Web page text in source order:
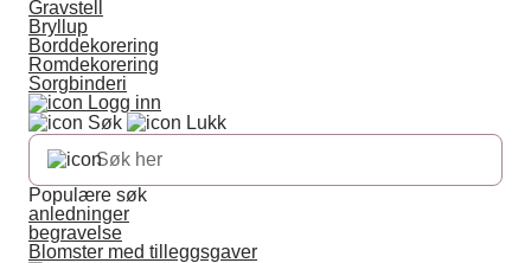
Gravstell
Bryllup
Borddekorering
Romdekorering
Sorgbinderi
Logg inn
Søk
Lukk
Populære søk
anledninger
begravelse
Blomster med tilleggsgaver